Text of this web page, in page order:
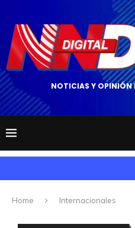
NOTICIAS Y OPINIÓN
Home Internacionales